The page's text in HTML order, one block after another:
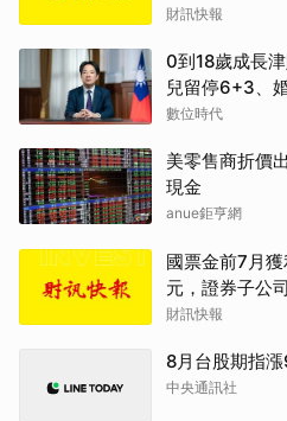
財訊快報
0到18歲成長
兒留停6+3、
數位時代
美零售商折價
現金
anue鉅亨網
國票金前7月
元，證券子公
財訊快報
8月台股期指
中央通訊社